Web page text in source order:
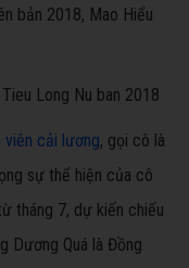
bản 2018, Mao Hiểu
viên cải lương, gọi cô là
sự thể hiện của cô
tháng 7, dự kiến chiếu
Dương Quá là Đồng